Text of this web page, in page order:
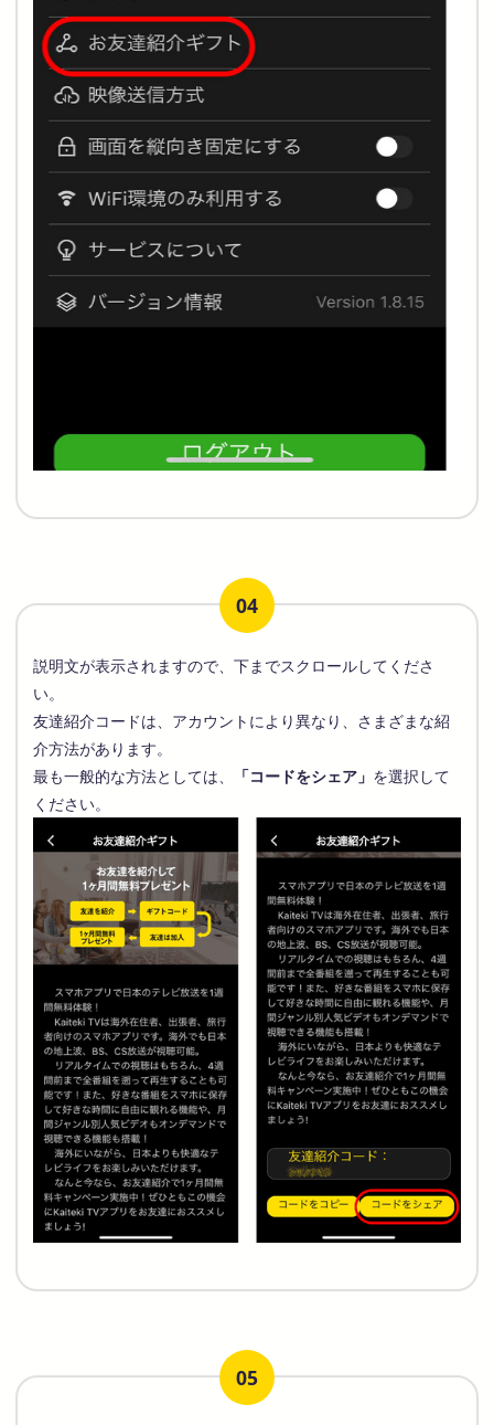
04
説明文が表示されますので、下までスクロールしてくださ
い。
友達紹介コードは、アカウントにより異なり、さまざまな紹
介方法があります。
最も一般的な方法としては、
「コードをシェア」 を選択して
ください。
05